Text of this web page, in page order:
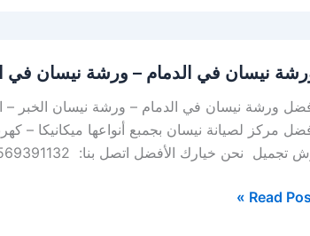
نيسان في الدمام – ورشة نيسان في
مركز لصيانة نيسان بجمبع أنواعها ميكانيكا
تجميل نحن خيارك الأفضل اتصل بنا: 0569391132 العنوان : […]
Read Post